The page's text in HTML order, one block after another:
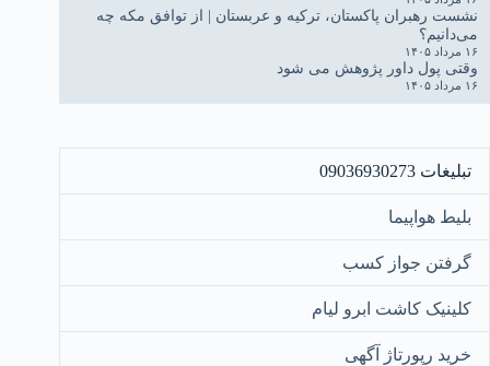
نشست رهبران پاکستان، ترکیه و عربستان | از توافق مکه چه
می‌دانیم؟
۱۶ مرداد ۱۴۰۵
وقتی پول داور پژوهش می شود
۱۶ مرداد ۱۴۰۵
تبلیغات 09036930273
بلیط هواپیما
گرفتن جواز کسب
کلینیک کاشت ابرو لیام
خرید رپورتاژ آگهی